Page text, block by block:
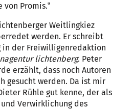
von Promis.‟
Weitlingkiez
werden. Er schreibt
in der Freiwilligenredaktion
lichtenberg. Peter
erzählt, dass noch Autoren
gesucht werden. Da ist mir
Rühle gut kenne, der als
Verwirklichung des